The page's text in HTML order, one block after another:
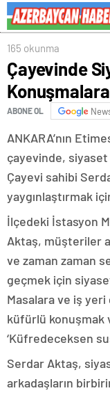
165 okunma
Çayevinde
ABONE OL
ANKARA’nın
çayevinde, siyaset
Çayevi sahibi
yaygınlaştırmak
İlçedeki İstasyon
Aktaş, müşteriler
ve zaman zaman
geçmek için
Masalara ve iş
küfürlü konuşmak
‘Küfredeceksen
Serdar Aktaş,
arkadaşların